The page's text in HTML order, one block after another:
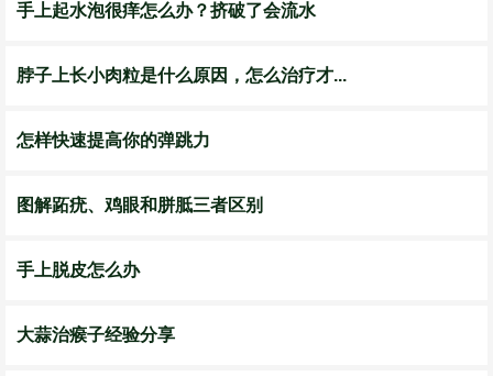
手上起水泡很痒怎么办？挤破了会流水
脖子上长小肉粒是什么原因，怎么治疗才...
怎样快速提高你的弹跳力
图解跖疣、鸡眼和胼胝三者区别
手上脱皮怎么办
大蒜治瘊子经验分享